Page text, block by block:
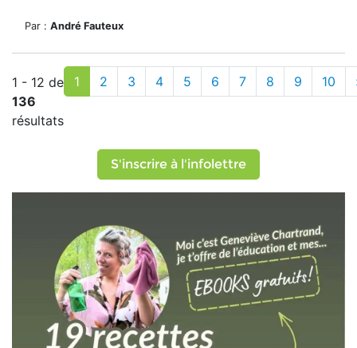
Par : André Fauteux
1 - 12 de
136
résultats
1 2 3 4 5 6 7 8 9 10
S'inscrire à l'infolettre